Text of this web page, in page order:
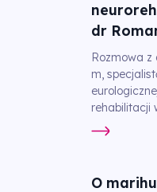
dr
Rozmowa
m,
rehabilitacji
O